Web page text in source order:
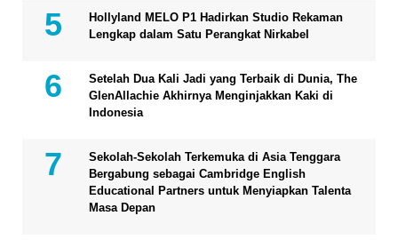
Hollyland MELO P1 Hadirkan Studio Rekaman
Lengkap dalam Satu Perangkat Nirkabel
Setelah Dua Kali Jadi yang Terbaik di Dunia, The
GlenAllachie Akhirnya Menginjakkan Kaki di
Indonesia
Sekolah-Sekolah Terkemuka di Asia Tenggara
Bergabung sebagai Cambridge English
Educational Partners untuk Menyiapkan Talenta
Masa Depan